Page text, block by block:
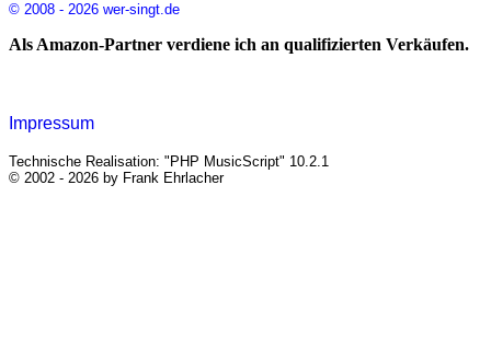
© 2008 - 2026 wer-singt.de
Als Amazon-Partner verdiene ich an qualifizierten Verkäufen.
Impressum
Technische Realisation: "PHP MusicScript" 10.2.1
© 2002 - 2026 by Frank Ehrlacher